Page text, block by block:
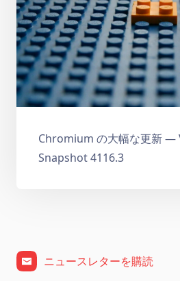
Chromium の大幅な更新 —
Snapshot 4116.3
ニュースレターを購読